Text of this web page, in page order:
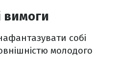
вимоги
собі
молодого